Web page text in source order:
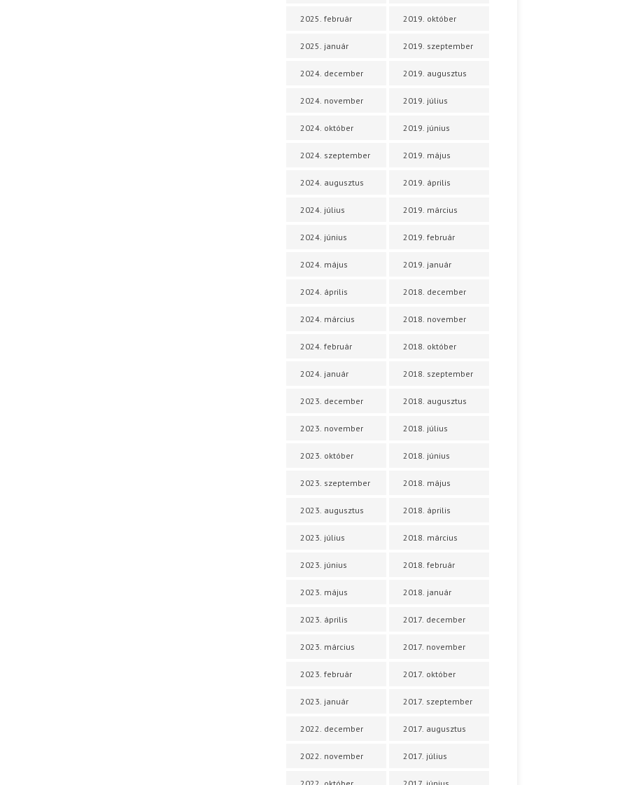
2025. február
2025. január
2024. december
2024. november
2024. október
2024. szeptember
2024. augusztus
2024. július
2024. június
2024. május
2024. április
2024. március
2024. február
2024. január
2023. december
2023. november
2023. október
2023. szeptember
2023. augusztus
2023. július
2023. június
2023. május
2023. április
2023. március
2023. február
2023. január
2022. december
2022. november
2019. október
2019. szeptember
2019. augusztus
2019. július
2019. június
2019. május
2019. április
2019. március
2019. február
2019. január
2018. december
2018. november
2018. október
2018. szeptember
2018. augusztus
2018. július
2018. június
2018. május
2018. április
2018. március
2018. február
2018. január
2017. december
2017. november
2017. október
2017. szeptember
2017. augusztus
2017. július